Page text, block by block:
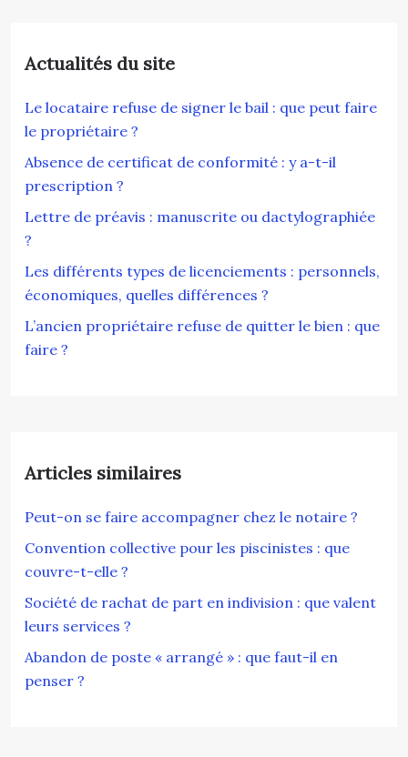
Actualités du site
Le locataire refuse de signer le bail : que peut faire
le propriétaire ?
Absence de certificat de conformité : y a-t-il
prescription ?
Lettre de préavis : manuscrite ou dactylographiée
?
Les différents types de licenciements : personnels,
économiques, quelles différences ?
L’ancien propriétaire refuse de quitter le bien : que
faire ?
Articles similaires
Peut-on se faire accompagner chez le notaire ?
Convention collective pour les piscinistes : que
couvre-t-elle ?
Société de rachat de part en indivision : que valent
leurs services ?
Abandon de poste « arrangé » : que faut-il en
penser ?